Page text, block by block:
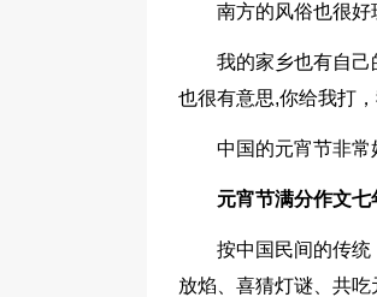
南方的风俗也很好
我的家乡也有自
也很有意思,你给我打
中国的元宵节非常
元宵节满分作文
按中国民间的传
放焰、喜猜灯谜、共吃